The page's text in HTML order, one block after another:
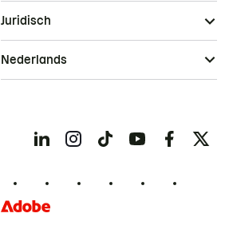
Juridisch
Nederlands